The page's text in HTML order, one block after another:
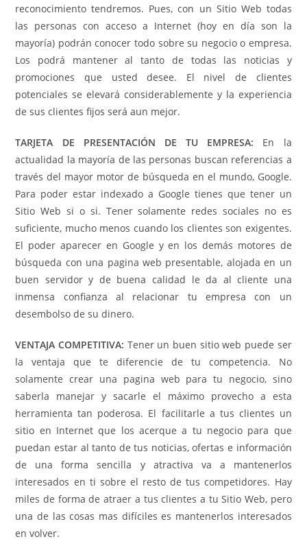
reconocimiento tendremos. Pues, con un Sitio Web todas
las personas con acceso a Internet (hoy en día son la
mayoría) podrán conocer todo sobre su negocio o empresa.
Los podrá mantener al tanto de todas las noticias y
promociones que usted desee. El nivel de clientes
potenciales se elevará considerablemente y la experiencia
de sus clientes fijos será aun mejor.
TARJETA DE PRESENTACIÓN DE TU EMPRESA: En la
actualidad la mayoría de las personas buscan referencias a
través del mayor motor de búsqueda en el mundo, Google.
Para poder estar indexado a Google tienes que tener un
Sitio Web si o si. Tener solamente redes sociales no es
suficiente, mucho menos cuando los clientes son exigentes.
El poder aparecer en Google y en los demás motores de
búsqueda con una pagina web presentable, alojada en un
buen servidor y de buena calidad le da al cliente una
inmensa confianza al relacionar tu empresa con un
desembolso de su dinero.
VENTAJA COMPETITIVA: Tener un buen sitio web puede ser
la ventaja que te diferencie de tu competencia. No
solamente crear una pagina web para tu negocio, sino
saberla manejar y sacarle el máximo provecho a esta
herramienta tan poderosa. El facilitarle a tus clientes un
sitio en Internet que los acerque a tu negocio para que
puedan estar al tanto de tus noticias, ofertas e información
de una forma sencilla y atractiva va a mantenerlos
interesados en ti sobre el resto de tus competidores. Hay
miles de forma de atraer a tus clientes a tu Sitio Web, pero
una de las cosas mas difíciles es mantenerlos interesados
en volver.